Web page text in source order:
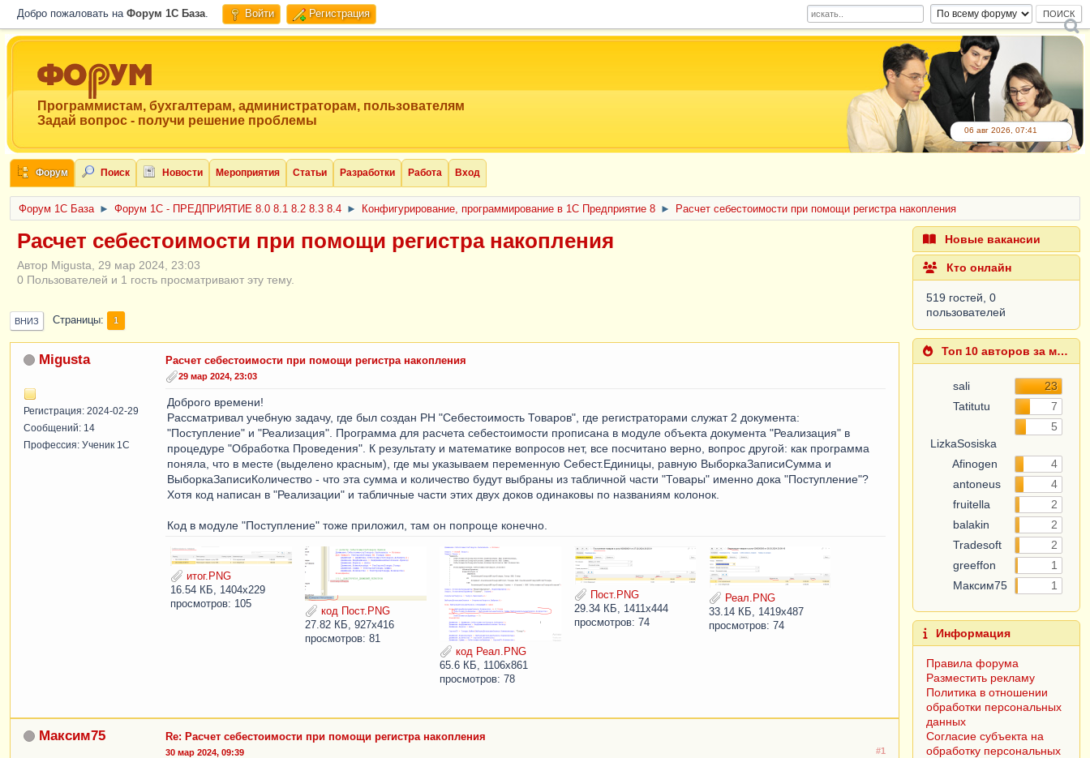
Добро пожаловать на Форум 1C База. Войти Регистрация
Программистам, бухгалтерам, администраторам, пользователям
Задай вопрос - получи решение проблемы
06 авг 2026, 07:41
Форум Поиск Новости Мероприятия Статьи Разработки Работа Вход
Форум 1C База ► Форум 1С - ПРЕДПРИЯТИЕ 8.0 8.1 8.2 8.3 8.4 ► Конфигурирование, программирование в 1С Предприятие 8 ► Расчет себестоимости при помощи регистра накопления
Расчет себестоимости при помощи регистра накопления
Автор Migusta, 29 мар 2024, 23:03
0 Пользователей и 1 гость просматривают эту тему.
ВНИЗ Страницы 1
Migusta
Регистрация: 2024-02-29
Сообщений: 14
Профессия: Ученик 1С
Расчет себестоимости при помощи регистра накопления
29 мар 2024, 23:03
Доброго времени!
Рассматривал учебную задачу, где был создан РН "Себестоимость Товаров", где регистраторами служат 2 документа:
"Поступление" и "Реализация". Программа для расчета себестоимости прописана в модуле объекта документа "Реализация" в
процедуре "Обработка Проведения". К результату и математике вопросов нет, все посчитано верно, вопрос другой: как программа
поняла, что в месте (выделено красным), где мы указываем переменную Себест.Единицы, равную ВыборкаЗаписиСумма и
ВыборкаЗаписиКоличество - что эта сумма и количество будут выбраны из табличной части "Товары" именно дока "Поступление"?
Хотя код написан в "Реализации" и табличные части этих двух доков одинаковы по названиям колонок.
Код в модуле "Поступление" тоже приложил, там он попроще конечно.
итог.PNG
16.54 КБ, 1404x229
просмотров: 105
код Пост.PNG
27.82 КБ, 927x416
просмотров: 81
код Реал.PNG
65.6 КБ, 1106x861
просмотров: 78
Пост.PNG
29.34 КБ, 1411x444
просмотров: 74
Реал.PNG
33.14 КБ, 1419x487
просмотров: 74
Максим75 Re: Расчет себестоимости при помощи регистра накопления
#1
30 мар 2024, 09:39
Новые вакансии
Кто онлайн
519 гостей, 0
пользователей
Топ 10 авторов за месяц
sali
23
Tatitutu
7
LizkaSosiska
5
Afinogen
4
antoneus
4
fruitella
2
balakin
2
Tradesoft
2
greeffon
1
Максим75
1
Информация
Правила форума
Разместить рекламу
Политика в отношении
обработки персональных
данных
Согласие субъекта на
обработку персональных